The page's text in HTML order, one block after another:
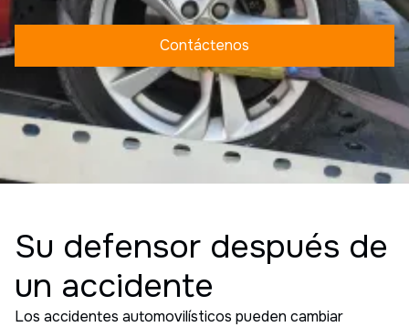
Contáctenos
Su defensor después de
un accidente
Los accidentes automovilísticos pueden cambiar